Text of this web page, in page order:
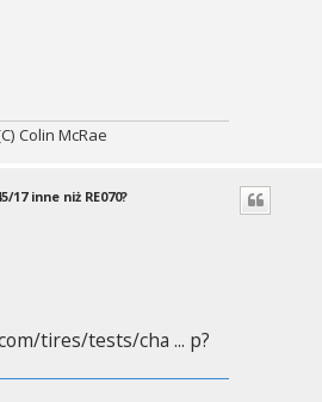
Colin McRae
17 inne niż RE070?
tires/tests/cha ... p?